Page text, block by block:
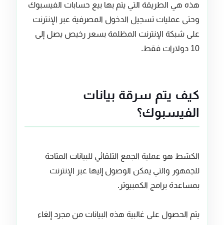
هذه هي الطريقة التي يتم بها بيع حسابات الفيسبوك
وحتى عمليات تسجيل الدخول المصرفية عبر الإنترنت
على شبكة الإنترنت المظلمة بسعر رخيص يصل إلى
10 دولارات فقط.
كيف يتم سرقة بيانات
الفيسبوك؟
الكشط هو عملية الجمع التلقائي للبيانات المتاحة
للجمهور والتي يمكن الوصول إليها عبر الإنترنت
بمساعدة برامج الكمبيوتر.
يتم الحصول على غالبية هذه البيانات من مجرد إلغاء